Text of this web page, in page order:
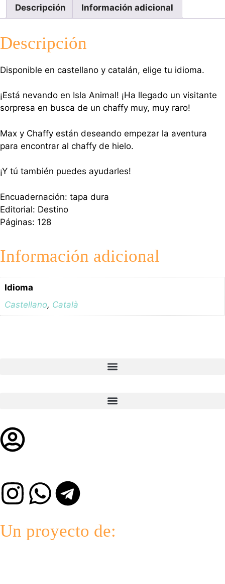
Descripción Información adicional
Descripción
Disponible en castellano y catalán, elige tu idioma.
¡Está nevando en Isla Animal! ¡Ha llegado un visitante
sorpresa en busca de un chaffy muy, muy raro!
Max y Chaffy están deseando empezar la aventura
para encontrar al chaffy de hielo.
¡Y tú también puedes ayudarles!
Encuadernación: tapa dura
Editorial: Destino
Páginas: 128
Información adicional
Idioma
Castellano, Català
Un proyecto de: